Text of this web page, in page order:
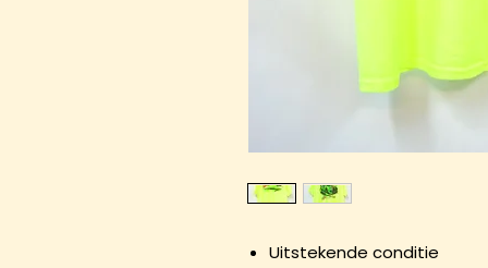
Uitstekende conditie